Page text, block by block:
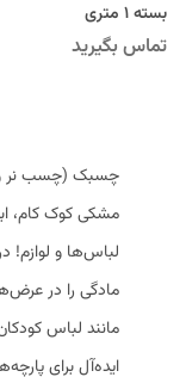
بسته 1 متری
تماس بگیرید
مشکی کوک کام،
لباس‌ها و لوازم!
مانند لباس
ایده‌آل برای